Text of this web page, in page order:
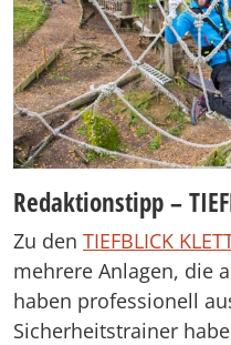
Redaktionstipp –
Zu den TIEFBLICK
mehrere Anlagen, die
haben professionell
Sicherheitstrainer